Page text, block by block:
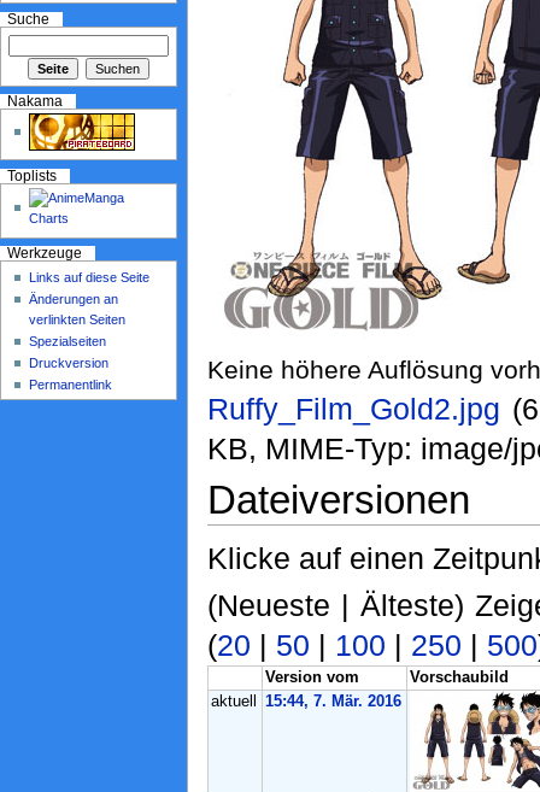
Keine höhere Auflösung
Ruffy_Film_Gold2.jpg
KB, MIME-Typ: image/
Dateiversionen
Klicke auf einen
(Neueste | Älteste)
(20 | 50 | 100 | 250 | 500
Version vom
Vorschaubild
aktuell
15:44, 7. Mär. 2016
Suche
Nakama
Toplists
Werkzeuge
Links auf diese Seite
Änderungen an
verlinkten Seiten
Spezialseiten
Druckversion
Permanentlink